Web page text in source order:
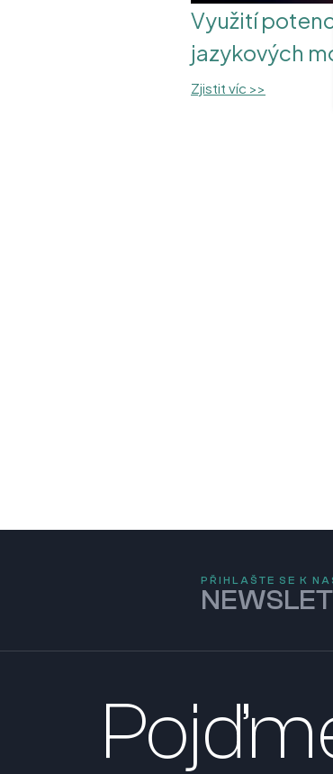
Využití
jazykových
Zjistit víc >>
PŘIHLAŠTE SE K